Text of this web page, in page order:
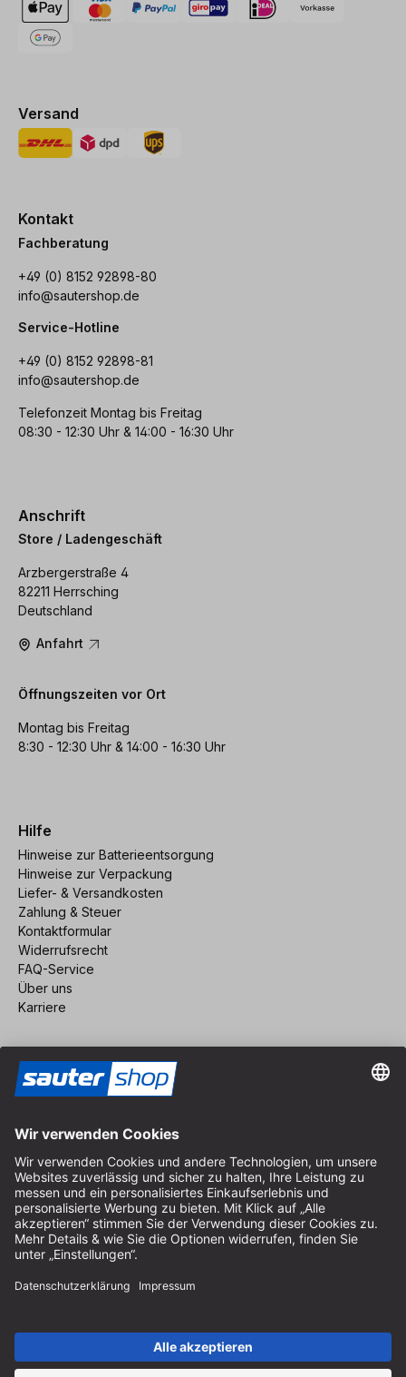
Versand
Kontakt
Fachberatung
+49 (0) 8152 92898-80
info@sautershop.de
Service-Hotline
+49 (0) 8152 92898-81
info@sautershop.de
Telefonzeit Montag bis Freitag
08:30 - 12:30 Uhr & 14:00 - 16:30 Uhr
Anschrift
Store / Ladengeschäft
Arzbergerstraße 4
82211 Herrsching
Deutschland
Anfahrt
Öffnungszeiten vor Ort
Montag bis Freitag
8:30 - 12:30 Uhr & 14:00 - 16:30 Uhr
Hilfe
Hinweise zur Batterieentsorgung
Hinweise zur Verpackung
Liefer- & Versandkosten
Zahlung & Steuer
Kontaktformular
Widerrufsrecht
FAQ-Service
Über uns
Karriere
Impressum
AGB
Datenschutz
Cookie-Einstellungen
© 2026 sauter GmbH
* kostenloser Versand ab 150 Euro Bestellwert innerhalb
Deutschlands für die Standard-Paketgrößen - ausgenommen
Sperrgut und Fracht